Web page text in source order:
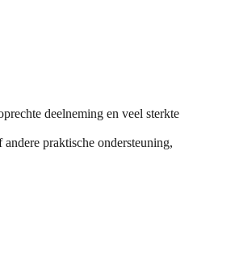
deelneming en veel sterkte
praktische ondersteuning,